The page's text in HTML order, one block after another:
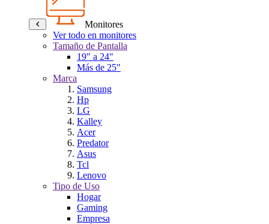
Monitores
Ver todo en monitores
Tamaño de Pantalla
19" a 24"
Más de 25"
Marca
Samsung
Hp
LG
Kalley
Acer
Predator
Asus
Tcl
Lenovo
Tipo de Uso
Hogar
Gaming
Empresa